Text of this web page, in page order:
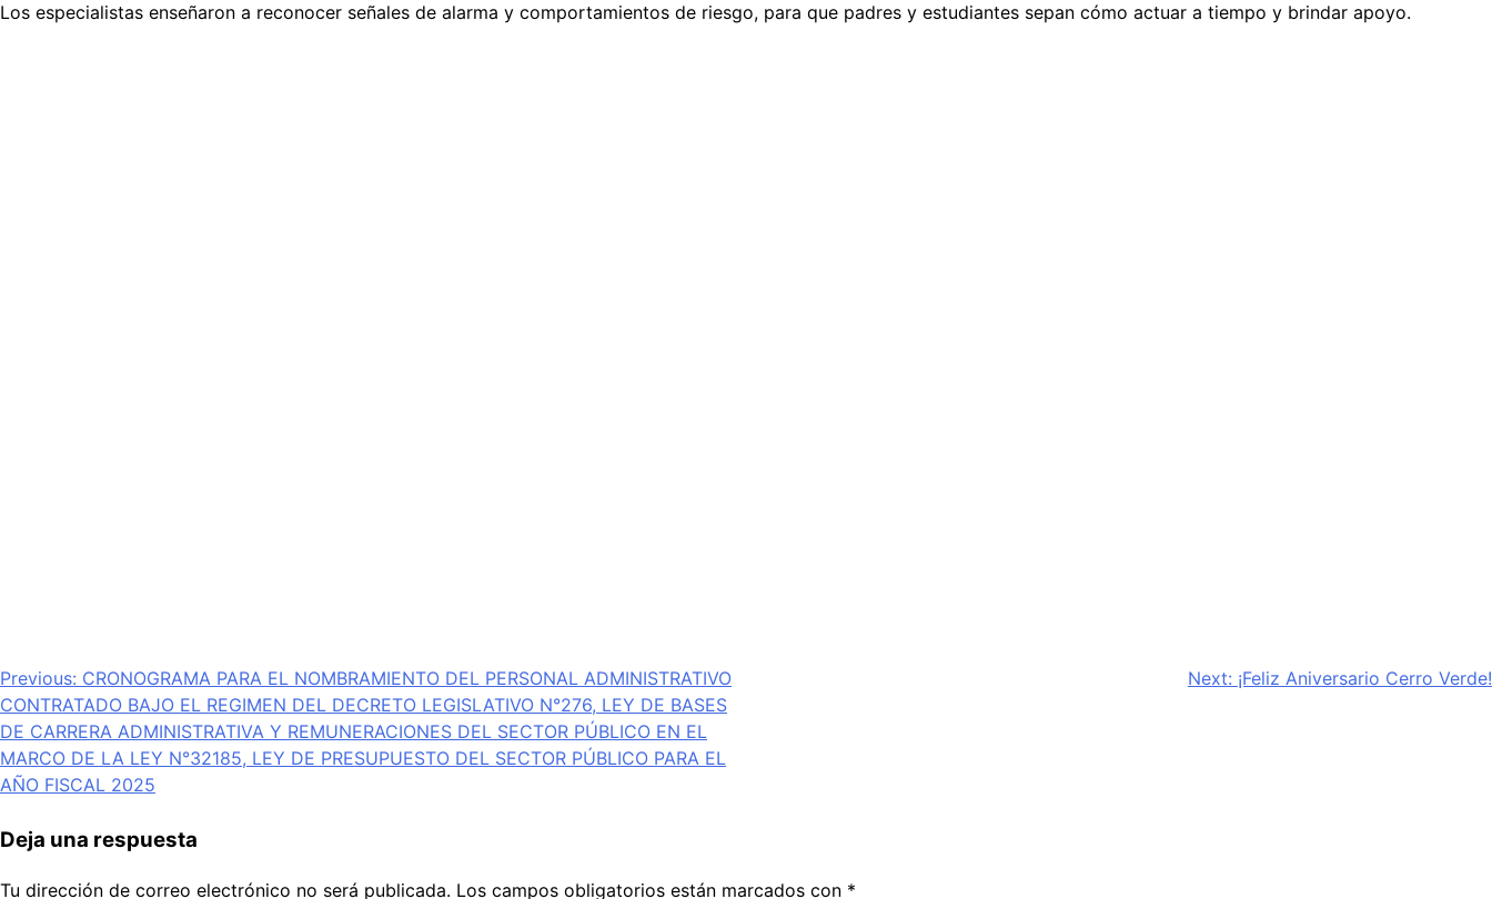
Los especialistas enseñaron a reconocer señales de alarma y comportamientos de riesgo, para que padres y estudiantes sepan cómo actuar a tiempo y brindar apoyo.
Navegación
de
entradas
Previous: CRONOGRAMA PARA EL NOMBRAMIENTO DEL PERSONAL ADMINISTRATIVO
CONTRATADO BAJO EL REGIMEN DEL DECRETO LEGISLATIVO N°276, LEY DE BASES
DE CARRERA ADMINISTRATIVA Y REMUNERACIONES DEL SECTOR PÚBLICO EN EL
MARCO DE LA LEY N°32185, LEY DE PRESUPUESTO DEL SECTOR PÚBLICO PARA EL
AÑO FISCAL 2025
Next: ¡Feliz Aniversario Cerro Verde!
Deja una respuesta
Tu dirección de correo electrónico no será publicada. Los campos obligatorios están marcados con *